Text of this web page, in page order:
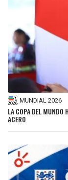
MUNDIAL 2026
LA COPA DEL MUNDO
ACERO